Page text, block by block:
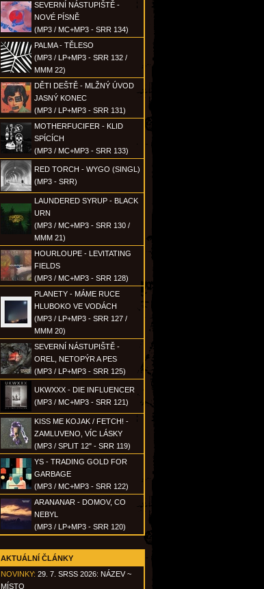
SEVERNÍ NÁSTUPIŠTĚ -
NOVÉ PÍSNĚ
(MP3 / MC+MP3 - SRR 134)
PALMA - TĚLESO
(MP3 / LP+MP3 - SRR 132 /
MMM 22)
DĚTI DEŠTĚ - MLŽNÝ ÚVOD
JASNÝ KONEC
(MP3 / LP+MP3 - SRR 131)
MOTHERFUCIFER - KLID
SPÍCÍCH
(MP3 / MC+MP3 - SRR 133)
RED TORCH - WYGO (SINGL)
(MP3 - SRR)
LAUNDERED SYRUP - BLACK
URN
(MP3 / MC+MP3 - SRR 130 /
MMM 21)
HOURLOUPE - LEVITATING
FIELDS
(MP3 / MC+MP3 - SRR 128)
PLANETY - MÁME RUCE
HLUBOKO VE VODÁCH
(MP3 / LP+MP3 - SRR 127 /
MMM 20)
SEVERNÍ NÁSTUPIŠTĚ -
OREL, NETOPÝR A PES
(MP3 / LP+MP3 - SRR 125)
UKWXXX - DIE INFLUENCER
(MP3 / MC+MP3 - SRR 121)
KISS ME KOJAK / FETCH! -
ZAMLUVENO, VÍC LÁSKY
(MP3 / SPLIT 12" - SRR 119)
YS - TRADING GOLD FOR
GARBAGE
(MP3 / MC+MP3 - SRR 122)
ARANANAR - DOMOV, CO
NEBYL
(MP3 / LP+MP3 - SRR 120)
AKTUÁLNÍ ČLÁNKY
NOVINKY: 29. 7. SRSS 2026: NÁZEV ~
MÍSTO